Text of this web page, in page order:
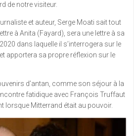
de notre visiteur.
et auteur, Serge Moati sait tout
à Anita (Fayard), sera une lettre à sa
dans laquelle il s’interrogera sur le
apportera sa propre réflexion sur le
d’antan, comme son séjour à la
fatidique avec François Truffaut
lorsque Mitterrand était au pouvoir.